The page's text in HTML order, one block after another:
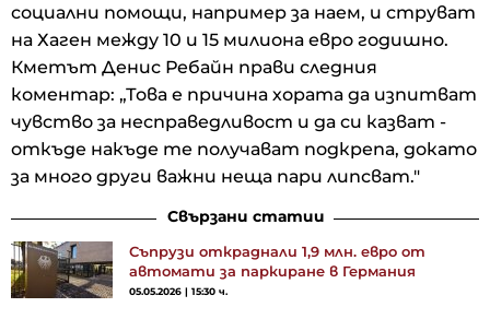
социални помощи, например за наем, и струват
на Хаген между 10 и 15 милиона евро годишно.
Кметът Денис Ребайн прави следния
коментар: „Това е причина хората да изпитват
чувство за несправедливост и да си казват -
откъде накъде те получават подкрепа, докато
за много други важни неща пари липсват."
Свързани статии
Съпрузи откраднали 1,9 млн. евро от
автомати за паркиране в Германия
05.05.2026 | 15:30 ч.